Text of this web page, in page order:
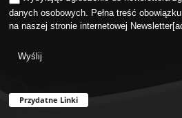
danych osobowych. Pełna treść
na naszej stronie internetowej Newsletter
Przydatne Linki